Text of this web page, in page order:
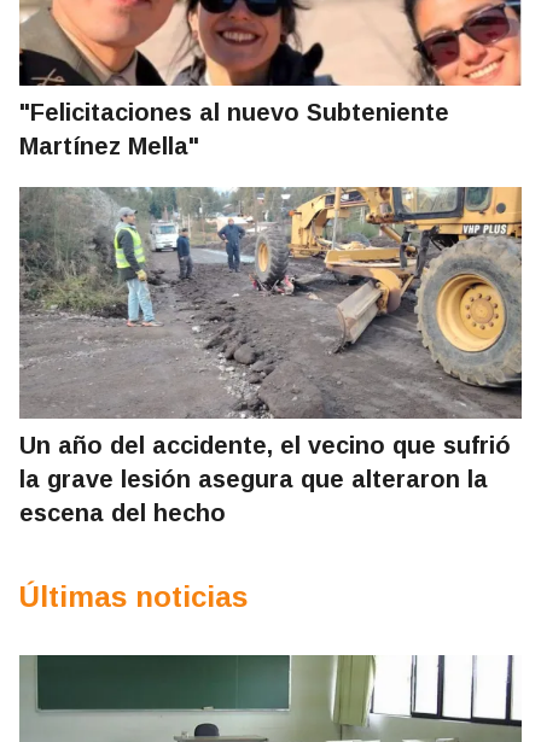
"Felicitaciones al nuevo Subteniente
Martínez Mella"
Un año del accidente, el vecino que sufrió
la grave lesión asegura que alteraron la
escena del hecho
Últimas noticias